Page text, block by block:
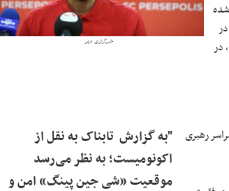
خبرگزاری مهر
در
"به گزارش تابناک به نقل از
اکونومیست؛ به نظر می‌رسد
موقعیت «شی جین پینگ» امن و
رهبری